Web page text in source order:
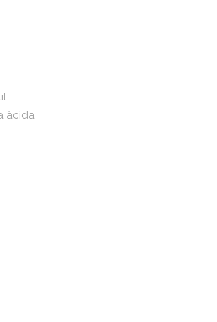
àcida